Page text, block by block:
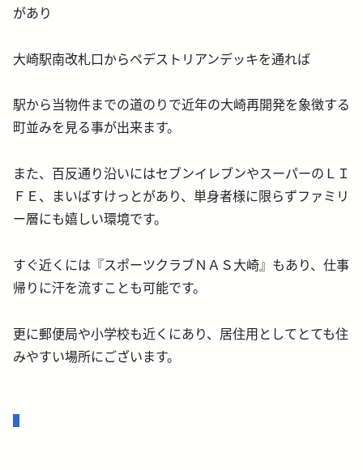
があり
大崎駅南改札口からペデストリアンデッキを通れば
駅から当物件までの道のりで近年の大崎再開発を象徴する
町並みを見る事が出来ます。
また、百反通り沿いにはセブンイレブンやスーパーのＬＩ
ＦＥ、まいばすけっとがあり、単身者様に限らずファミリ
ー層にも嬉しい環境です。
すぐ近くには『スポーツクラブＮＡＳ大崎』もあり、仕事
帰りに汗を流すことも可能です。
更に郵便局や小学校も近くにあり、居住用としてとても住
みやすい場所にございます。